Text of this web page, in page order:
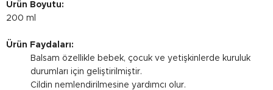
Ürün Boyutu:
200 ml
Ürün Faydaları:
Balsam özellikle bebek, çocuk ve yetişkinlerde kuruluk
durumları için geliştirilmiştir.
Cildin nemlendirilmesine yardımcı olur.